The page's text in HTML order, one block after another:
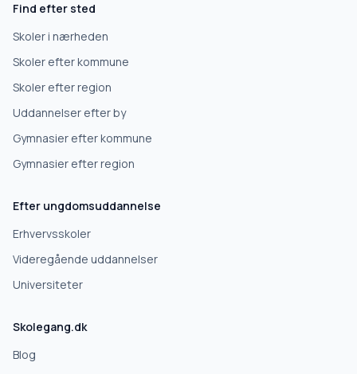
Erhvervsuddannelse
Videregående uddannelse
Find efter sted
Skoler i nærheden
Skoler efter kommune
Skoler efter region
Uddannelser efter by
Gymnasier efter kommune
Gymnasier efter region
Efter ungdomsuddannelse
Erhvervsskoler
Videregående uddannelser
Universiteter
Skolegang.dk
Blog